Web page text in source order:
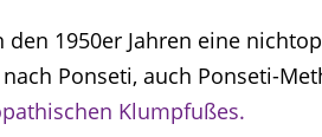
1950er Jahren eine
Ponseti, auch Ponseti-
Klumpfußes.